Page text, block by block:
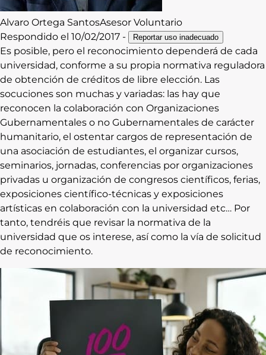
Alvaro Ortega SantosAsesor Voluntario
Respondido el 10/02/2017 - Reportar uso inadecuado
Es posible, pero el reconocimiento dependerá de cada
universidad, conforme a su propia normativa reguladora
de obtención de créditos de libre elección. Las
socuciones son muchas y variadas: las hay que
reconocen la colaboración con Organizaciones
Gubernamentales o no Gubernamentales de carácter
humanitario, el ostentar cargos de representación de
una asociación de estudiantes, el organizar cursos,
seminarios, jornadas, conferencias por organizaciones
privadas u organización de congresos científicos, ferias,
exposiciones científico-técnicas y exposiciones
artísticas en colaboración con la universidad etc… Por
tanto, tendréis que revisar la normativa de la
universidad que os interese, así como la vía de solicitud
de reconocimiento.